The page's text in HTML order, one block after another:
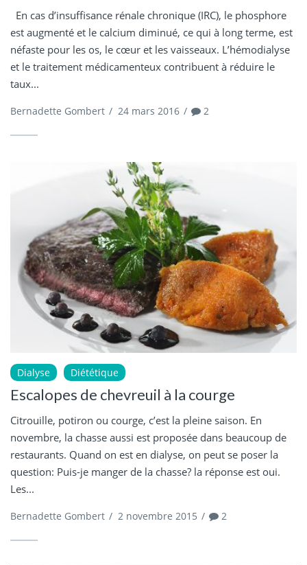
En cas d’insuffisance rénale chronique (IRC), le phosphore
est augmenté et le calcium diminué, ce qui à long terme, est
néfaste pour les os, le cœur et les vaisseaux. L’hémodialyse
et le traitement médicamenteux contribuent à réduire le
taux...
Bernadette Gombert / 24 mars 2016 / 2
Dialyse Diététique
Escalopes de chevreuil à la courge
Citrouille, potiron ou courge, c’est la pleine saison. En
novembre, la chasse aussi est proposée dans beaucoup de
restaurants. Quand on est en dialyse, on peut se poser la
question: Puis-je manger de la chasse? la réponse est oui.
Les...
Bernadette Gombert / 2 novembre 2015 / 2